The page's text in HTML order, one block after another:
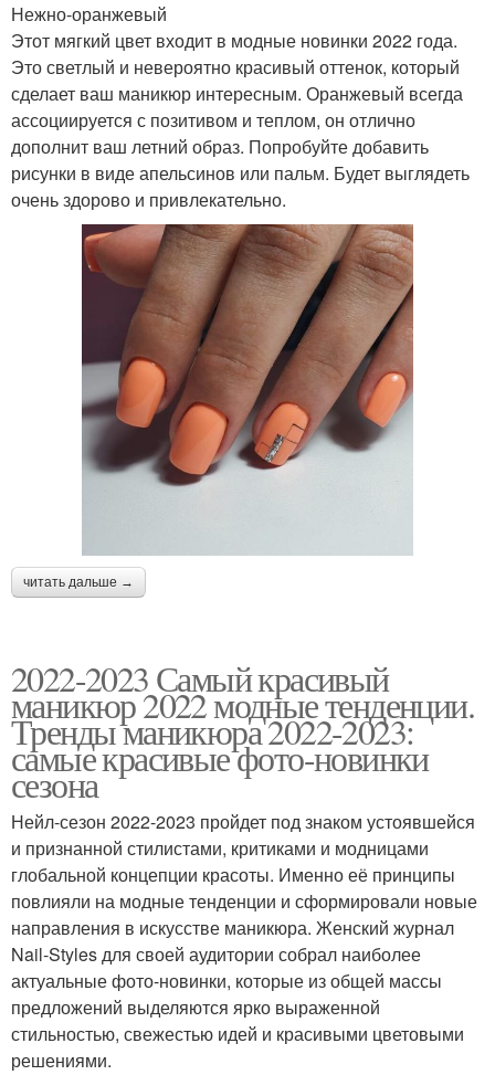
Нежно-оранжевый
Этот мягкий цвет входит в модные новинки 2022 года.
Это светлый и невероятно красивый оттенок, который
сделает ваш маникюр интересным. Оранжевый всегда
ассоциируется с позитивом и теплом, он отлично
дополнит ваш летний образ. Попробуйте добавить
рисунки в виде апельсинов или пальм. Будет выглядеть
очень здорово и привлекательно.
читать дальше →
2022-2023 Самый красивый
маникюр 2022 модные тенденции.
Тренды маникюра 2022-2023:
самые красивые фото-новинки
сезона
Нейл-сезон 2022-2023 пройдет под знаком устоявшейся
и признанной стилистами, критиками и модницами
глобальной концепции красоты. Именно её принципы
повлияли на модные тенденции и сформировали новые
направления в искусстве маникюра. Женский журнал
Nail-Styles для своей аудитории собрал наиболее
актуальные фото-новинки, которые из общей массы
предложений выделяются ярко выраженной
стильностью, свежестью идей и красивыми цветовыми
решениями.